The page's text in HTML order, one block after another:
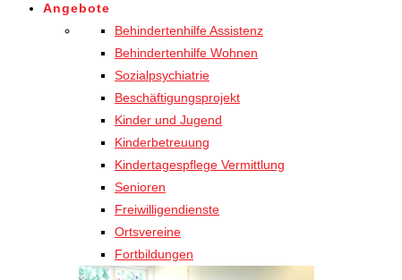
Angebote
Behindertenhilfe Assistenz
Behindertenhilfe Wohnen
Sozialpsychiatrie
Beschäftigungsprojekt
Kinder und Jugend
Kinderbetreuung
Kindertagespflege Vermittlung
Senioren
Freiwilligendienste
Ortsvereine
Fortbildungen